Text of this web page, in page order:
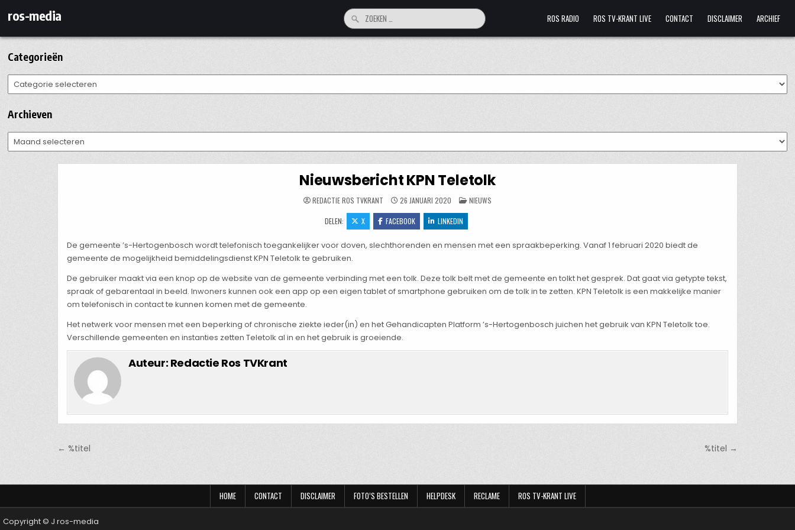
naar
inhoud
ros-media
Zoeken
naar:
ROS RADIO ROS TV-KRANT LIVE CONTACT DISCLAIMER ARCHIEF
Categorieën
Categorieën
Archieven
Archieven
Nieuwsbericht KPN Teletolk
REDACTIE ROS TVKRANT 26 JANUARI 2020 GEPLAATST
IN
NIEUWS
DELEN: X FACEBOOK LINKEDIN
De gemeente ’s-Hertogenbosch wordt telefonisch toegankelijker voor doven, slechthorenden en mensen met een spraakbeperking. Vanaf 1 februari 2020 biedt de
gemeente de mogelijkheid bemiddelingsdienst KPN Teletolk te gebruiken.
De gebruiker maakt via een knop op de website van de gemeente verbinding met een tolk. Deze tolk belt met de gemeente en tolkt het gesprek. Dat gaat via getypte tekst,
spraak of gebarentaal in beeld. Inwoners kunnen ook een app op een eigen tablet of smartphone gebruiken om de tolk in te zetten. KPN Teletolk is een makkelijke manier
om telefonisch in contact te kunnen komen met de gemeente.
Het netwerk voor mensen met een beperking of chronische ziekte ieder(in) en het Gehandicapten Platform ’s-Hertogenbosch juichen het gebruik van KPN Teletolk toe.
Verschillende gemeenten en instanties zetten Teletolk al in en het gebruik is groeiende.
Auteur: Redactie Ros TVKrant
Bericht %titel →
← %titel
HOME CONTACT DISCLAIMER FOTO’S BESTELLEN HELPDESK RECLAME ROS TV-KRANT LIVE
Copyright © J ros-media